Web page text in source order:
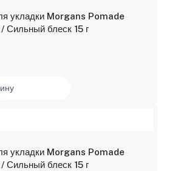
укладки Morgans Pomade
Сильный блеск 15 г
укладки Morgans Pomade
Сильный блеск 15 г